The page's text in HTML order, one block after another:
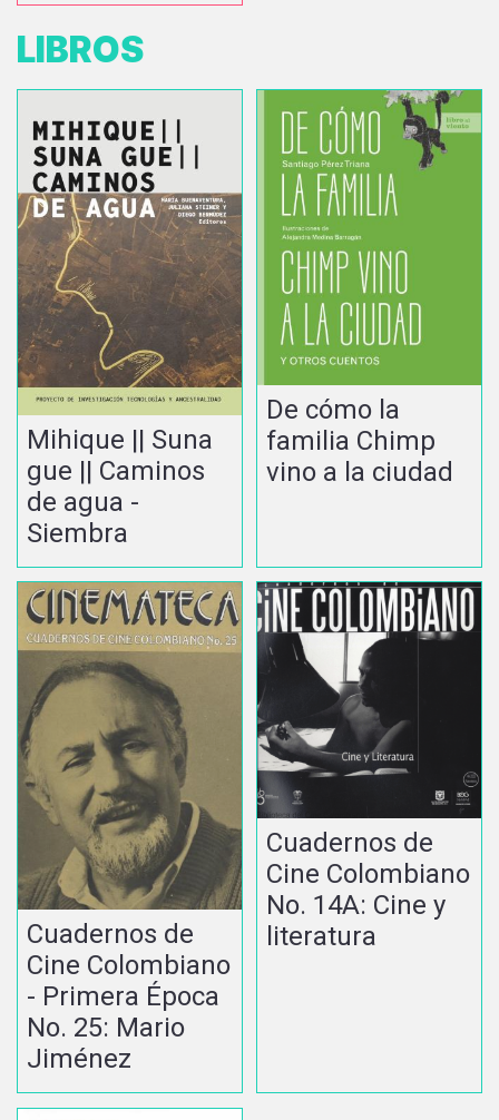
LIBROS
Mihique || Suna
gue || Caminos
de agua -
Siembra
De cómo la
familia Chimp
vino a la ciudad
Cuadernos de
Cine Colombiano
- Primera Época
No. 25: Mario
Jiménez
Cuadernos de
Cine Colombiano
No. 14A: Cine y
literatura